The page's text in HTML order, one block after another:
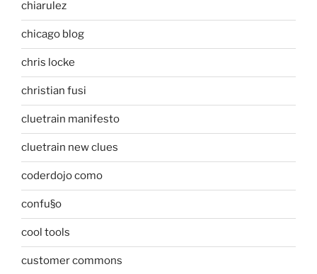
chiarulez
chicago blog
chris locke
christian fusi
cluetrain manifesto
cluetrain new clues
coderdojo como
confu§o
cool tools
customer commons